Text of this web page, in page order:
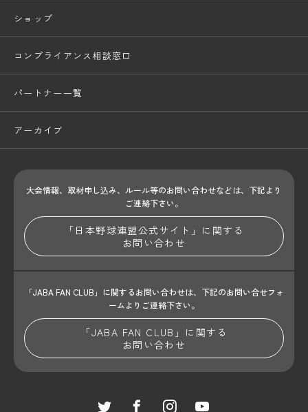
ショップ
コンプライアンス相談窓口
パートナー一覧
アーカイブ
大会情報、取材申し込み、ルール等のお問い合わせなどは、下記より
ご連絡下さい。
「日本野球連盟公式サイト」に関する
お問い合わせ
「JABA FAN CLUB」に関するお問い合わせは、 下記のお問い合せフォ
ームよりご連絡下さい。
「JABA FAN CLUB」に関する
お問い合わせ